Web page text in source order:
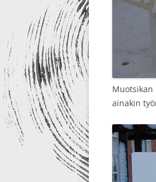
Muotsikan
ainakin